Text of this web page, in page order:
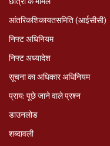
आंतरिकशिकायतसमिति (आईसीसी)
निफ्ट अधिनियम
निफ्ट अध्‍यादेश
सूचना का अधिकार अधिनियम
प्राय: पूछे जाने वाले प्रश्‍न
डाउनलोड
शब्दावली